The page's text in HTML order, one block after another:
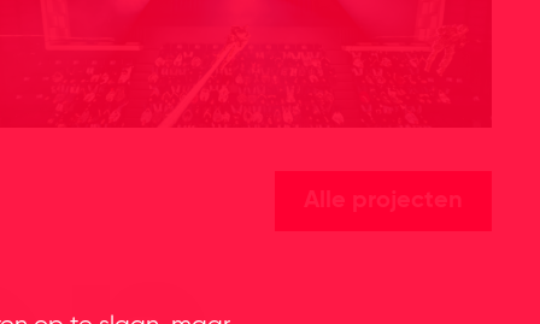
Alle projecten